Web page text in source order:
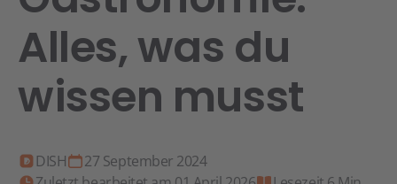
Alles, was du
wissen musst
DISH
27 September 2024